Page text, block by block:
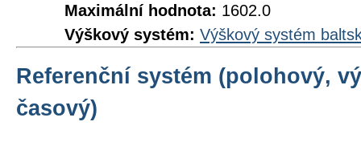
Maximální hodnota: 1602.0
Výškový systém: Výškový systém
Referenční systém (polohový,
časový)